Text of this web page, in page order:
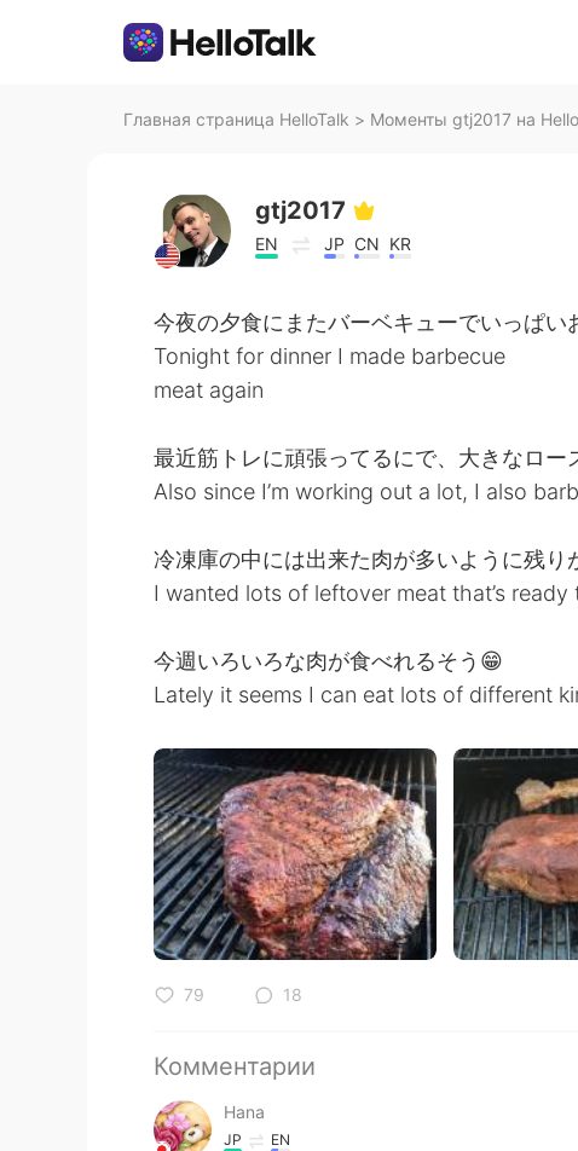
Главная страница HelloTalk > Моменты gtj2017 на
gtj2017
EN JP CN KR
今夜の夕食にまたバーベキューでいっぱい
Tonight for dinner I made barbecue
meat again
最近筋トレに頑張ってるにで、大きなロ
Also since I’m working out a lot, I also
冷凍庫の中には出来た肉が多いように残り
I wanted lots of leftover meat that’s
今週いろいろな肉が食べれるそう😁
Lately it seems I can eat lots of different
79 18
Комментарии
Hana
JP EN